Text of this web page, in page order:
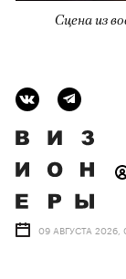
Сцена из
09 АВГУСТА 2026,